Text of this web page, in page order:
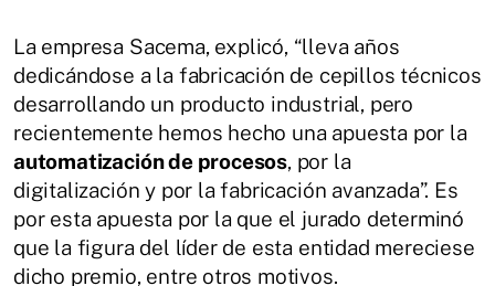
La empresa Sacema, explicó, “lleva años
dedicándose a la fabricación de cepillos técnicos
desarrollando un producto industrial, pero
recientemente hemos hecho una apuesta por la
automatización de procesos, por la
digitalización y por la fabricación avanzada”. Es
por esta apuesta por la que el jurado determinó
que la figura del líder de esta entidad mereciese
dicho premio, entre otros motivos.